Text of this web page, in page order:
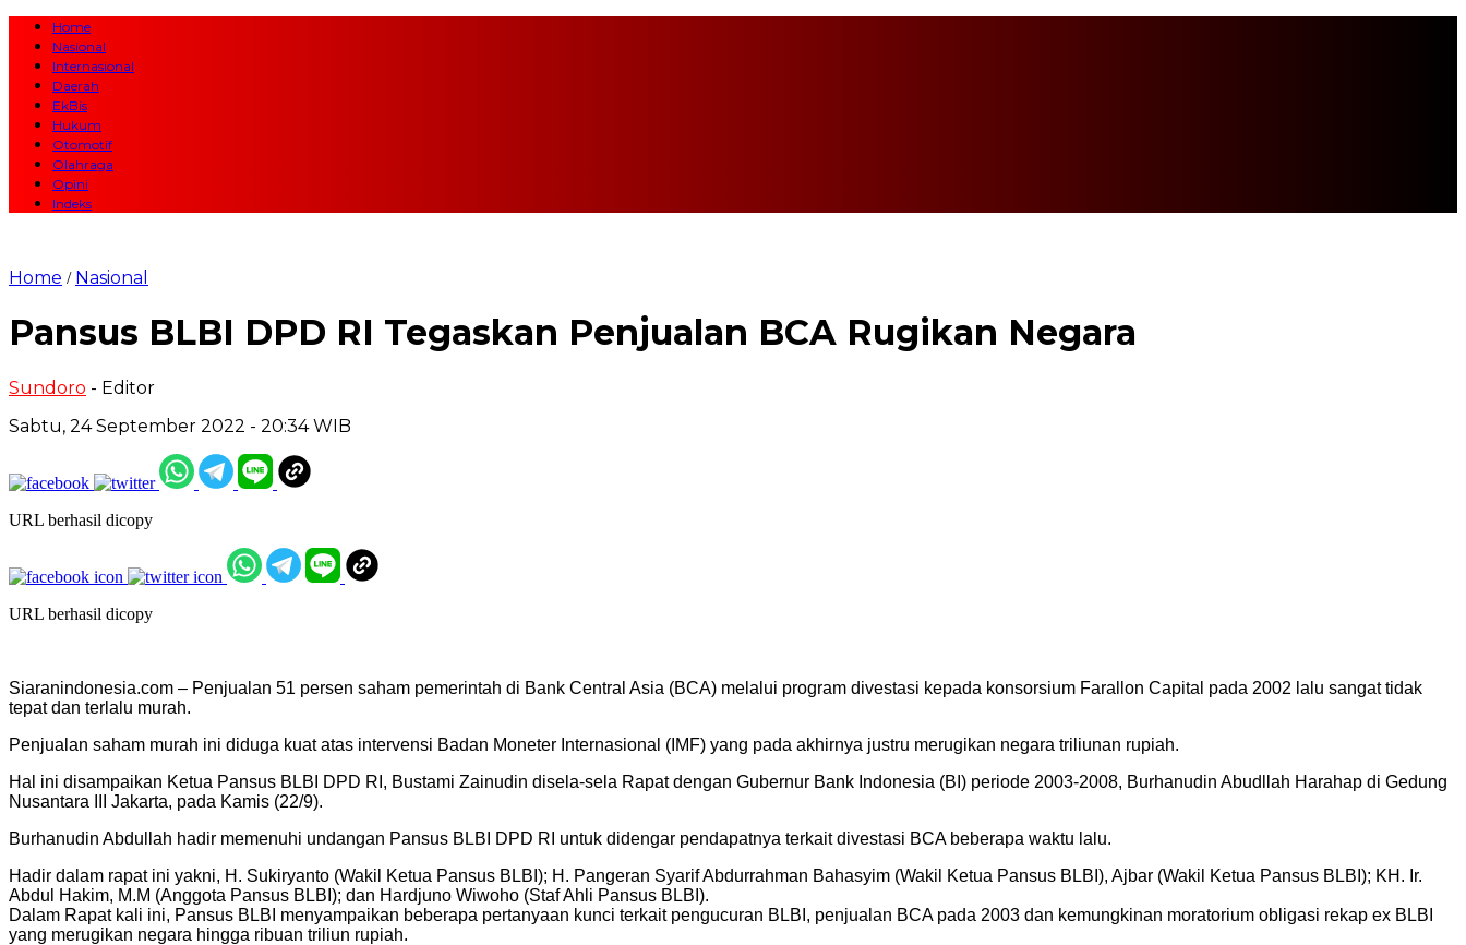
Home
Nasional
Internasional
Daerah
EkBis
Hukum
Otomotif
Olahraga
Opini
Indeks
Home / Nasional
Pansus BLBI DPD RI Tegaskan Penjualan BCA Rugikan Negara
Sundoro - Editor
Sabtu, 24 September 2022 - 20:34 WIB
URL berhasil dicopy
URL berhasil dicopy
Siaranindonesia.com – Penjualan 51 persen saham pemerintah di Bank Central Asia (BCA) melalui program divestasi kepada konsorsium Farallon Capital pada 2002 lalu sangat tidak
tepat dan terlalu murah.
Penjualan saham murah ini diduga kuat atas intervensi Badan Moneter Internasional (IMF) yang pada akhirnya justru merugikan negara triliunan rupiah.
Hal ini disampaikan Ketua Pansus BLBI DPD RI, Bustami Zainudin disela-sela Rapat dengan Gubernur Bank Indonesia (BI) periode 2003-2008, Burhanudin Abudllah Harahap di Gedung
Nusantara III Jakarta, pada Kamis (22/9).
Burhanudin Abdullah hadir memenuhi undangan Pansus BLBI DPD RI untuk didengar pendapatnya terkait divestasi BCA beberapa waktu lalu.
Hadir dalam rapat ini yakni, H. Sukiryanto (Wakil Ketua Pansus BLBI); H. Pangeran Syarif Abdurrahman Bahasyim (Wakil Ketua Pansus BLBI), Ajbar (Wakil Ketua Pansus BLBI); KH. Ir.
Abdul Hakim, M.M (Anggota Pansus BLBI); dan Hardjuno Wiwoho (Staf Ahli Pansus BLBI).
Dalam Rapat kali ini, Pansus BLBI menyampaikan beberapa pertanyaan kunci terkait pengucuran BLBI, penjualan BCA pada 2003 dan kemungkinan moratorium obligasi rekap ex BLBI
yang merugikan negara hingga ribuan triliun rupiah.